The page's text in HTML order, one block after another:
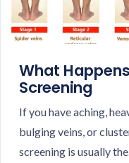
What
Screening
If you have aching,
bulging veins, or
screening is usually